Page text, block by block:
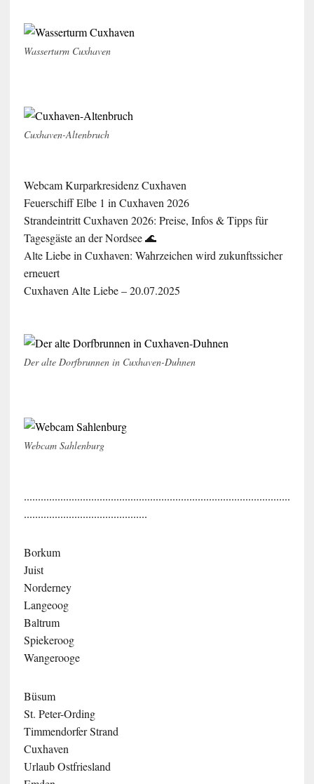
Wasserturm Cuxhaven
Cuxhaven-Altenbruch
Webcam Kurparkresidenz Cuxhaven
Feuerschiff Elbe 1 in Cuxhaven 2026
Strandeintritt Cuxhaven 2026: Preise, Infos & Tipps für
Tagesgäste an der Nordsee 🌊
Alte Liebe in Cuxhaven: Wahrzeichen wird zukunftssicher
erneuert
Cuxhaven Alte Liebe – 20.07.2025
Der alte Dorfbrunnen in Cuxhaven-Duhnen
Webcam Sahlenburg
...............................................................................................
............................................
Borkum
Juist
Norderney
Langeoog
Baltrum
Spiekeroog
Wangerooge
Büsum
St. Peter-Ording
Timmendorfer Strand
Cuxhaven
Urlaub Ostfriesland